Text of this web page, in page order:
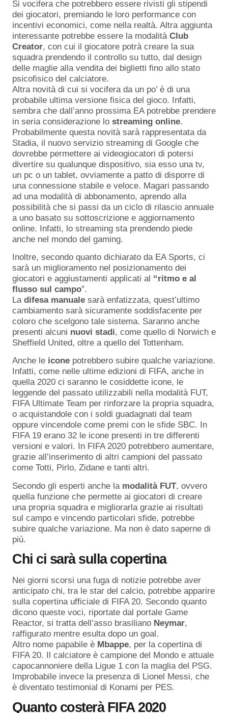
Si vocifera che potrebbero essere rivisti gli stipendi
dei giocatori, premiando le loro performance con
incentivi economici, come nella realtà. Altra aggiunta
interessante potrebbe essere la modalità Club
Creator, con cui il giocatore potrà creare la sua
squadra prendendo il controllo su tutto, dal design
delle maglie alla vendita dei biglietti fino allo stato
psicofisico del calciatore.
Altra novità di cui si vocifera da un po’ è di una
probabile ultima versione fisica del gioco. Infatti,
sembra che dall’anno prossima EA potrebbe prendere
in seria considerazione lo streaming online.
Probabilmente questa novità sarà rappresentata da
Stadia, il nuovo servizio streaming di Google che
dovrebbe permettere ai videogiocatori di potersi
divertire su qualunque dispositivo, sia esso una tv,
un pc o un tablet, ovviamente a patto di disporre di
una connessione stabile e veloce. Magari passando
ad una modalità di abbonamento, aprendo alla
possibilità che si passi da un ciclo di rilascio annuale
a uno basato su sottoscrizione e aggiornamento
online. Infatti, lo streaming sta prendendo piede
anche nel mondo del gaming.
Inoltre, secondo quanto dichiarato da EA Sports, ci
sarà un miglioramento nel posizionamento dei
giocatori e aggiustamenti applicati al “ritmo e al
flusso sul campo”.
La difesa manuale sarà enfatizzata, quest’ultimo
cambiamento sarà sicuramente soddisfacente per
coloro che scelgono tale sistema. Saranno anche
presenti alcuni nuovi stadi, come quello di Norwich e
Sheffield United, oltre a quello del Tottenham.
Anche le icone potrebbero subire qualche variazione.
Infatti, come nelle ultime edizioni di FIFA, anche in
quella 2020 ci saranno le cosiddette icone, le
leggende del passato utilizzabili nella modalità FUT,
FIFA Ultimate Team per rinforzare la propria squadra,
o acquistandole con i soldi guadagnati dal team
oppure vincendole come premi con le sfide SBC. In
FIFA 19 erano 32 le icone presenti in tre differenti
versioni e valori. In FIFA 2020 potrebbero aumentare,
grazie all’inserimento di altri campioni del passato
come Totti, Pirlo, Zidane e tanti altri.
Secondo gli esperti anche la modalità FUT, ovvero
quella funzione che permette ai giocatori di creare
una propria squadra e migliorarla grazie ai risultati
sul campo e vincendo particolari sfide, potrebbe
subire qualche variazione. Ma non è dato saperne di
più.
Chi ci sarà sulla copertina
Nei giorni scorsi una fuga di notizie potrebbe aver
anticipato chi, tra le star del calcio, potrebbe apparire
sulla copertina ufficiale di FIFA 20. Secondo quanto
dicono queste voci, riportate dal portale Game
Reactor, si tratta dell’asso brasiliano Neymar,
raffigurato mentre esulta dopo un goal.
Altro nome papabile è Mbappe, per la copertina di
FIFA 20. Il calciatore è campione del Mondo e attuale
capocannoniere della Ligue 1 con la maglia del PSG.
Improbabile invece la presenza di Lionel Messi, che
è diventato testimonial di Konami per PES.
Quanto costerà FIFA 2020